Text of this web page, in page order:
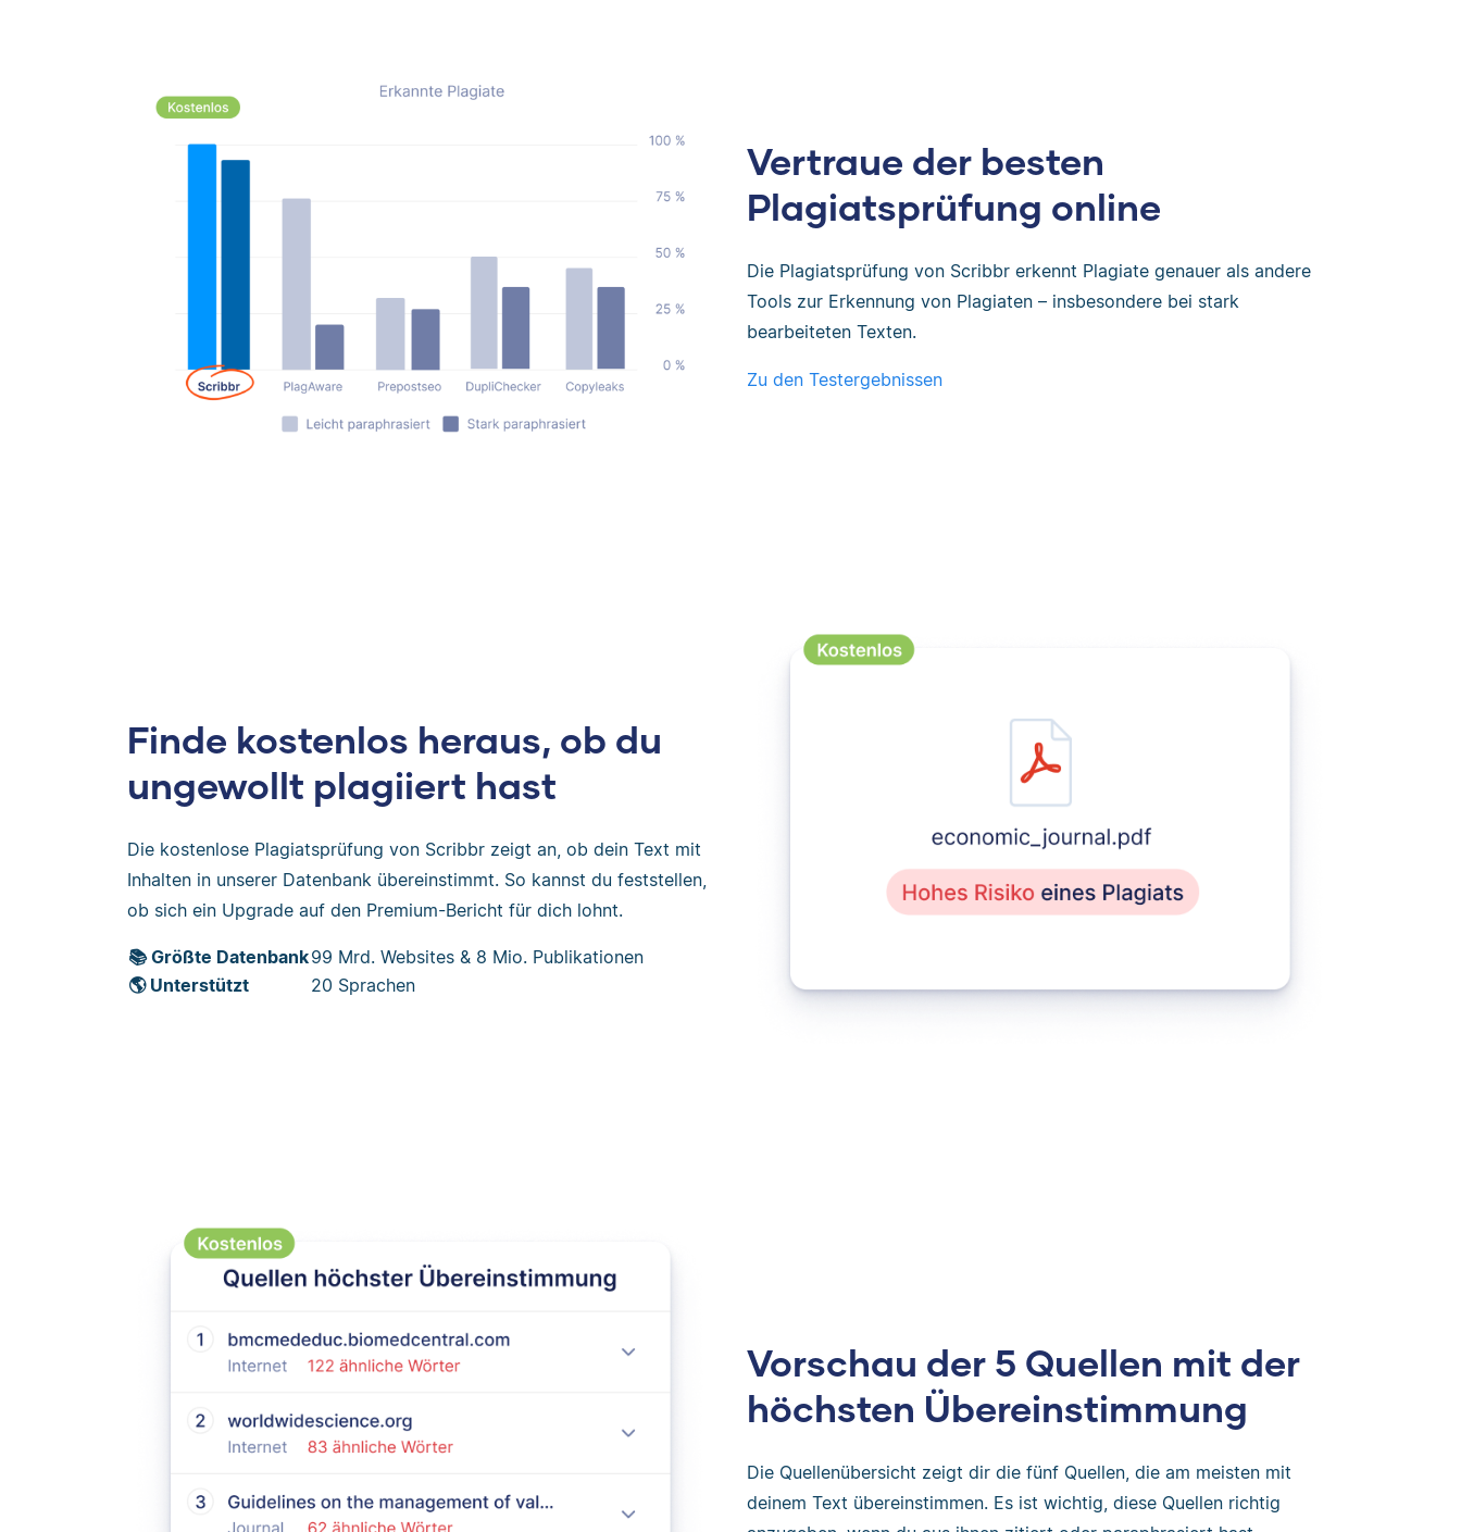
Vertraue der besten
Plagiatsprüfung online
Die Plagiatsprüfung von Scribbr erkennt Plagiate genauer als andere
Tools zur Erkennung von Plagiaten – insbesondere bei stark
bearbeiteten Texten.
Zu den Testergebnissen
Finde kostenlos heraus, ob du
ungewollt plagiiert hast
Die kostenlose Plagiatsprüfung von Scribbr zeigt an, ob dein Text mit
Inhalten in unserer Datenbank übereinstimmt. So kannst du feststellen,
ob sich ein Upgrade auf den Premium-Bericht für dich lohnt.
📚 Größte Datenbank99 Mrd. Websites & 8 Mio. Publikationen
🌎 Unterstützt
20 Sprachen
Vorschau der 5 Quellen mit der
höchsten Übereinstimmung
Die Quellenübersicht zeigt dir die fünf Quellen, die am meisten mit
deinem Text übereinstimmen. Es ist wichtig, diese Quellen richtig